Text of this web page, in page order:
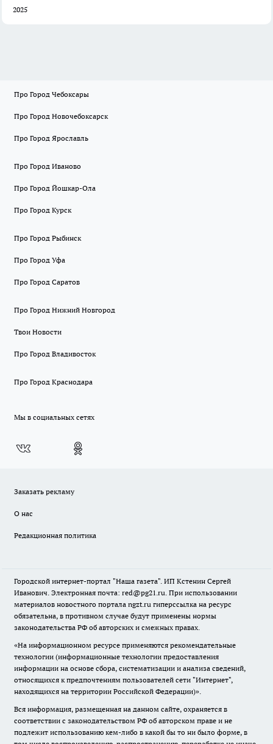
2025
Про Город Чебоксары
Про Город Новочебоксарск
Про Город Ярославль
Про Город Иваново
Про Город Йошкар-Ола
Про Город Курск
Про Город Рыбинск
Про Город Уфа
Про Город Саратов
Про Город Нижний Новгород
Твои Новости
Про Город Владивосток
Про Город Краснодара
Мы в социальных сетях
Заказать рекламу
О нас
Редакционная политика
Городской интернет-портал "Наша газета". ИП Кстенин Сергей
Иванович. Электронная почта: red@pg21.ru. При использовании
материалов новостного портала ngzt.ru гиперссылка на ресурс
обязательна, в противном случае будут применены нормы
законодательства РФ об авторских и смежных правах.
«На информационном ресурсе применяются рекомендательные
технологии (информационные технологии предоставления
информации на основе сбора, систематизации и анализа сведений,
относящихся к предпочтениям пользователей сети "Интернет",
находящихся на территории Российской Федерации)».
Вся информация, размещенная на данном сайте, охраняется в
соответствии с законодательством РФ об авторском праве и не
подлежит использованию кем-либо в какой бы то ни было форме, в